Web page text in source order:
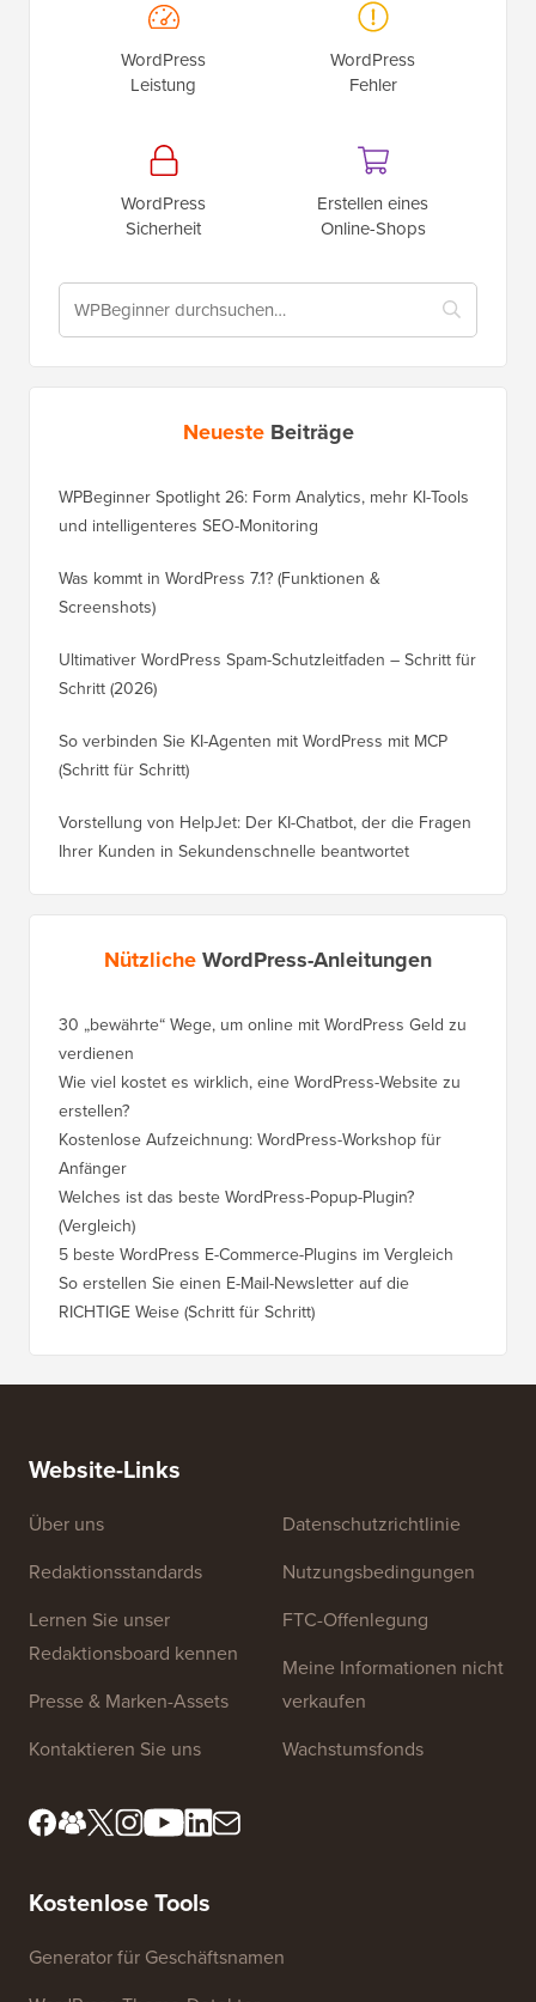
WordPress
Leistung
WordPress
Fehler
WordPress
Sicherheit
Erstellen eines
Online-Shops
Neueste Beiträge
WPBeginner Spotlight 26: Form Analytics, mehr KI-Tools
und intelligenteres SEO-Monitoring
Was kommt in WordPress 7.1? (Funktionen &
Screenshots)
Ultimativer WordPress Spam-Schutzleitfaden – Schritt für
Schritt (2026)
So verbinden Sie KI-Agenten mit WordPress mit MCP
(Schritt für Schritt)
Vorstellung von HelpJet: Der KI-Chatbot, der die Fragen
Ihrer Kunden in Sekundenschnelle beantwortet
NützlicheWordPress-Anleitungen
30 „bewährte“ Wege, um online mit WordPress Geld zu
verdienen
Wie viel kostet es wirklich, eine WordPress-Website zu
erstellen?
Kostenlose Aufzeichnung: WordPress-Workshop für
Anfänger
Welches ist das beste WordPress-Popup-Plugin?
(Vergleich)
5 beste WordPress E-Commerce-Plugins im Vergleich So
Website-Links
Über uns
Redaktionsstandards
Lernen Sie unser
Redaktionsboard kennen
Presse & Marken-Assets
Datenschutzrichtlinie
Nutzungsbedingungen